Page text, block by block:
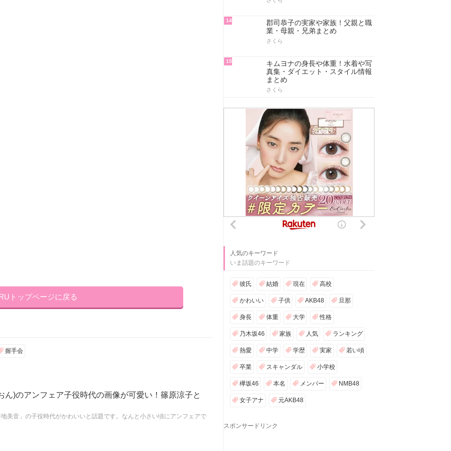
トップページに戻る
握手会
ん)のアンフェア子役時代の画像が可愛い！篠原涼子と
美音」の子役時代がかわいいと話題です。なんと小さい頃にアンフェアで
14
郡司恭子の実家や家族！父親と職
業・母親・兄弟まとめ
さくら
15
キムヨナの身長や体重！水着や写
真集・ダイエット・スタイル情報
まとめ
さくら
人気のキーワード
いま話題のキーワード
彼氏 結婚 現在 高校
かわいい 子供 AKB48 旦那
身長 体重 大学 性格
乃木坂46 家族 人気 ランキング
熱愛 中学 学歴 実家 若い頃
卒業 スキャンダル 小学校
欅坂46 本名 メンバー NMB48
女子アナ 元AKB48
スポンサードリンク